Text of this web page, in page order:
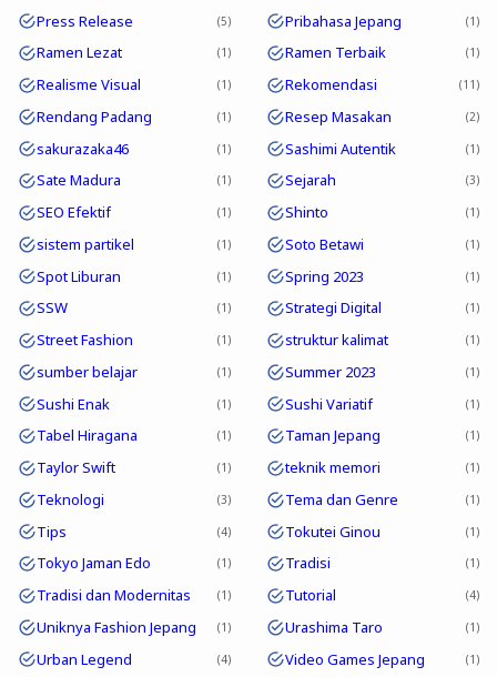
Press Release 5 Pribahasa Jepang 1
Ramen Lezat 1 Ramen Terbaik 1
Realisme Visual 1 Rekomendasi 11
Rendang Padang 1 Resep Masakan 2
sakurazaka46 1 Sashimi Autentik 1
Sate Madura 1 Sejarah 3
SEO Efektif 1 Shinto 1
sistem partikel 1 Soto Betawi 1
Spot Liburan 1 Spring 2023 1
SSW 1 Strategi Digital 1
Street Fashion 1 struktur kalimat 1
sumber belajar 1 Summer 2023 1
Sushi Enak 1 Sushi Variatif 1
Tabel Hiragana 1 Taman Jepang 1
Taylor Swift 1 teknik memori 1
Teknologi 3 Tema dan Genre 1
Tips 4 Tokutei Ginou 1
Tokyo Jaman Edo 1 Tradisi 1
Tradisi dan Modernitas 1 Tutorial 4
Uniknya Fashion Jepang 1 Urashima Taro 1
Urban Legend 4 Video Games Jepang 1